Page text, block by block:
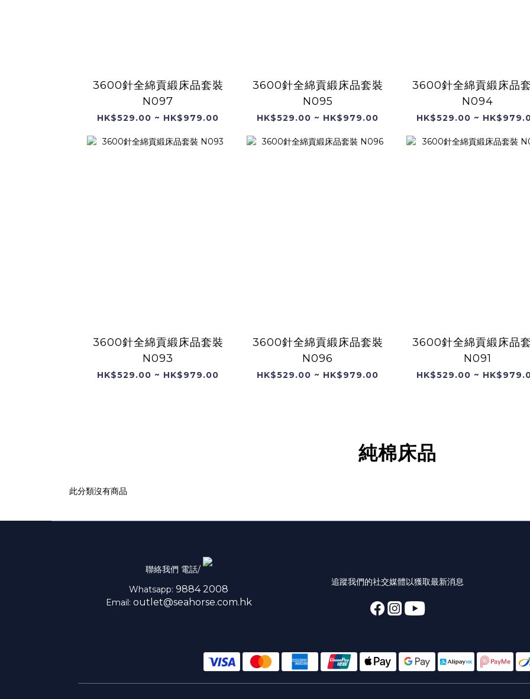
3600針全綿貢緞床品套裝
N097
HK$529.00 ~ HK$979.00
3600針全綿貢緞床品套裝
N095
HK$529.00 ~ HK$979.00
3600針全綿貢緞床品
N094
HK$529.00 ~
3600針全綿貢緞床品套裝
N093
HK$529.00 ~ HK$979.00
3600針全綿貢緞床品套裝
N096
HK$529.00 ~ HK$979.00
3600針全綿貢緞床品
N091
HK$529.00 ~
純棉床品
此分類沒有商品
聯絡我們 電話/
Whatsapp: 9884 2008
Email: outlet@seahorse.com.hk
追蹤我們的社交媒體以獲取最新消息